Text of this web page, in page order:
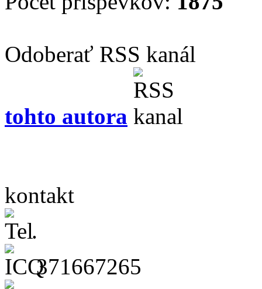
Odoberať RSS kanál
tohto autora
kontakt
.
371667265